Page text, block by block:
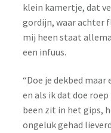
klein kamertje, dat
gordijn, waar achter
mij heen staat
een infuus.
“Doe je dekbed
en als ik dat doe
been zit in het gips,
ongeluk gehad